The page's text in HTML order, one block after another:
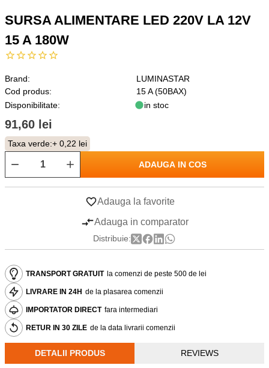
SURSA ALIMENTARE LED 220V LA 12V
15 A 180W
Brand:
LUMINASTAR
Cod produs:
15 A (50BAX)
Disponibilitate:
in stoc
91,60 lei
Taxa verde:+ 0,22 lei
ADAUGA IN COS
Adauga la favorite
Adauga in comparator
Distribuie:
TRANSPORT GRATUIT la comenzi de peste 500 de lei
LIVRARE IN 24H de la plasarea comenzii
IMPORTATOR DIRECT fara intermediari
RETUR IN 30 ZILE de la data livrarii comenzii
DETALII PRODUS REVIEWS